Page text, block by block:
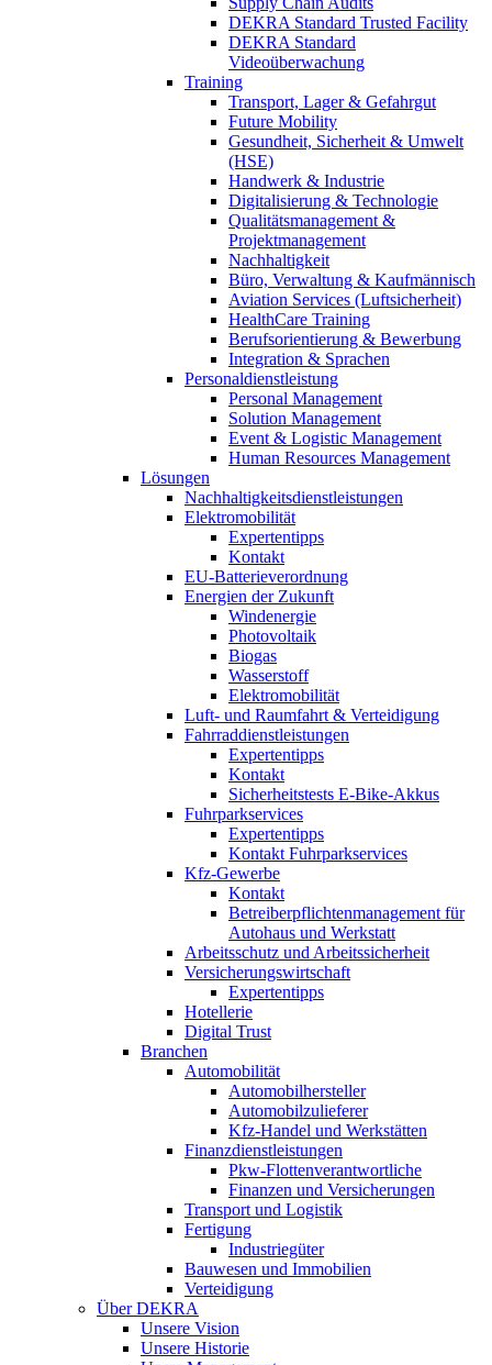
DEKRA Standard Trusted Facility
DEKRA Standard
Videoüberwachung
Training
Transport, Lager & Gefahrgut
Future Mobility
Gesundheit, Sicherheit & Umwelt
(HSE)
Handwerk & Industrie
Digitalisierung & Technologie
Qualitätsmanagement &
Projektmanagement
Nachhaltigkeit
Büro, Verwaltung & Kaufmännisch
Aviation Services (Luftsicherheit)
HealthCare Training
Berufsorientierung & Bewerbung
Integration & Sprachen
Personaldienstleistung
Personal Management
Solution Management
Event & Logistic Management
Human Resources Management
Lösungen
Nachhaltigkeitsdienstleistungen
Elektromobilität
Expertentipps
Kontakt
EU-Batterieverordnung
Energien der Zukunft
Windenergie
Photovoltaik
Biogas
Wasserstoff
Elektromobilität
Luft- und Raumfahrt & Verteidigung
Fahrraddienstleistungen
Expertentipps
Kontakt
Sicherheitstests E-Bike-Akkus
Fuhrparkservices
Expertentipps
Kontakt Fuhrparkservices
Kfz-Gewerbe
Kontakt
Betreiberpflichtenmanagement für
Autohaus und Werkstatt
Arbeitsschutz und Arbeitssicherheit
Versicherungswirtschaft
Expertentipps
Hotellerie
Digital Trust
Branchen
Automobilität
Automobilhersteller
Automobilzulieferer
Kfz-Handel und Werkstätten
Finanzdienstleistungen
Pkw‑Flottenverantwortliche
Finanzen und Versicherungen
Transport und Logistik
Fertigung
Industriegüter
Bauwesen und Immobilien
Verteidigung
Über DEKRA
Unsere Vision
Unsere Historie